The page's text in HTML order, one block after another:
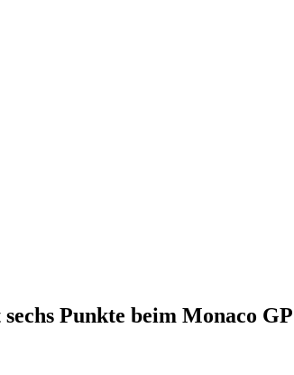
Punkte beim Monaco GP